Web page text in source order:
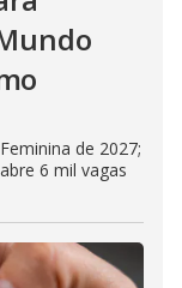
de 2027;
6 mil vagas